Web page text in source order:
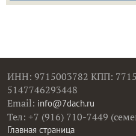
ИНН: 9715003782 КПП:
5147746293448
Email: info@7dach.ru
Тел: +7 (916) 710-7449
Главная страница